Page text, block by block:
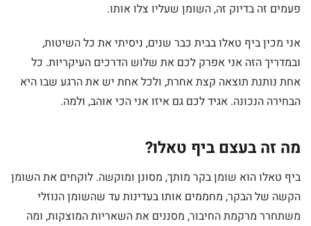
פעמים זה בדיוק זה, השומן שעליו צלו אותו.
אני מכין ביף טאלו בבית כבר שנים, ניסיתי את כל השיטות,
ובמדריך הזה אני אפרק לכם את שלוש הדרכים העיקריות. כל
אחת נותנת תוצאה קצת אחרת, ולכל אחת יש את הרגע שבו היא
הבחירה הנכונה. אגיד לכם גם איזו אני הכי אוהב, ולמה.
מה זה בעצם ביף טאלו?
ביף טאלו הוא שומן בקר מותך, מסונן ומוקשה. לוקחים את השומן
הקשה של הבקר, מחממים אותו בעדינות עד שהשומן הנוזלי
משתחרר מרקמת החיבור, מסננים את השאריות המוצקות, ומה